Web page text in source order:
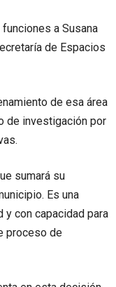
a Susana
de Espacios
de esa área
de investigación por
sumará su
Es una
y con capacidad para
proceso de